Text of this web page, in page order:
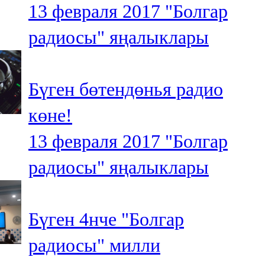
13 февраля 2017 "Болгар
радиосы" яңалыклары
Бүген бөтендөнья радио
көне!
13 февраля 2017 "Болгар
радиосы" яңалыклары
Бүген 4нче "Болгар
радиосы" милли